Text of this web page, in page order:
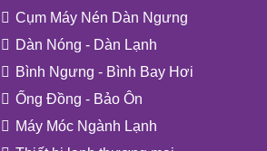
Cụm Máy Nén Dàn Ngưng
Dàn Nóng - Dàn Lạnh
Bình Ngưng - Bình Bay Hơi
Ống Đồng - Bảo Ôn
Máy Móc Ngành Lạnh